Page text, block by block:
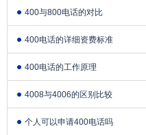
400与800电话的对比
400电话的详细资费标准
400电话的工作原理
4008与4006的区别比较
个人可以申请400电话吗